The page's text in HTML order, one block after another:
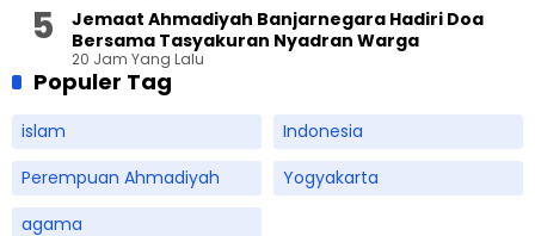
Jemaat Ahmadiyah Banjarnegara Hadiri Doa
Bersama Tasyakuran Nyadran Warga
20 Jam Yang Lalu
Populer Tag
islam
Indonesia
Perempuan Ahmadiyah
Yogyakarta
agama